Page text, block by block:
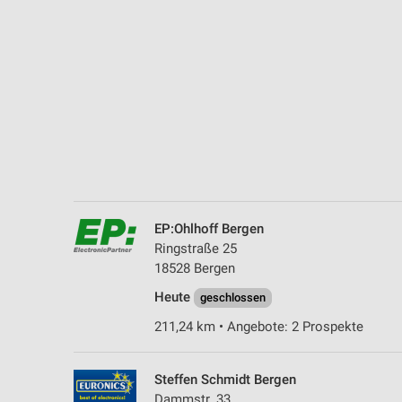
EP:Ohlhoff Bergen
Ringstraße 25
18528 Bergen
Heute
geschlossen
211,24 km • Angebote: 2 Prospekte
Steffen Schmidt Bergen
Geräte anhand von aktiv angeforderten Informationen
Nicht-IAB-Verarbeitungszwecke: